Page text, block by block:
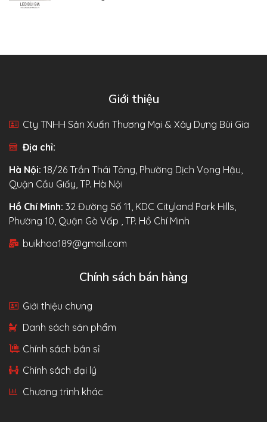
Giới thiệu
Cty TNHH Sản Xuấn Thương Mại & Xây Dựng Bùi Gia
Địa chỉ:
Hà Nội: 18/26 Trần Thái Tông, Phường Dịch Vọng Hậu,
Quận Cầu Giấy, TP. Hà Nội
Hồ Chí Minh: 32 Đường Số 11, KDC Cityland Park Hills,
Phường 10, Quận Gò Vấp , TP. Hồ Chí Minh
buikhoa189@gmail.com
Chính sách bán hàng
Giới thiệu chung
Danh sách sản phẩm
Chính sách bán sỉ
Chính sách đại lý
Chương trình khác